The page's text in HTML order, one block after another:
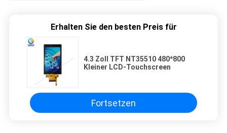
Erhalten Sie den besten Preis für
4.3 Zoll TFT NT35510 480*800
Kleiner LCD-Touchscreen
Fortsetzen